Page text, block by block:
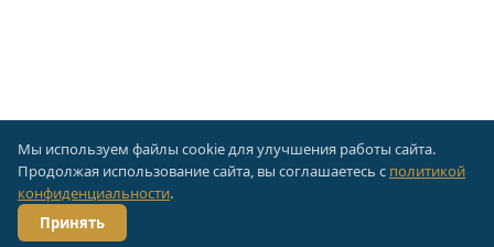
Мы используем файлы cookie для улучшения работы сайта.
Продолжая использование сайта, вы соглашаетесь с политикой
конфиденциальности.
Принять